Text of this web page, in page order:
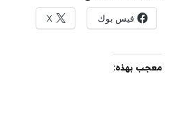
فيس بوك X
معجب بهذه: